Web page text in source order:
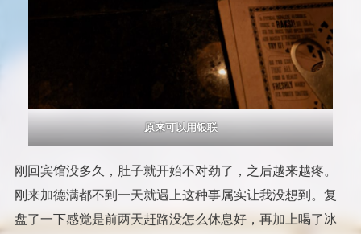
原来可以用银联
刚回宾馆没多久，肚子就开始不对劲了，之后越来越疼。
刚来加德满都不到一天就遇上这种事属实让我没想到。复
盘了一下感觉是前两天赶路没怎么休息好，再加上喝了冰